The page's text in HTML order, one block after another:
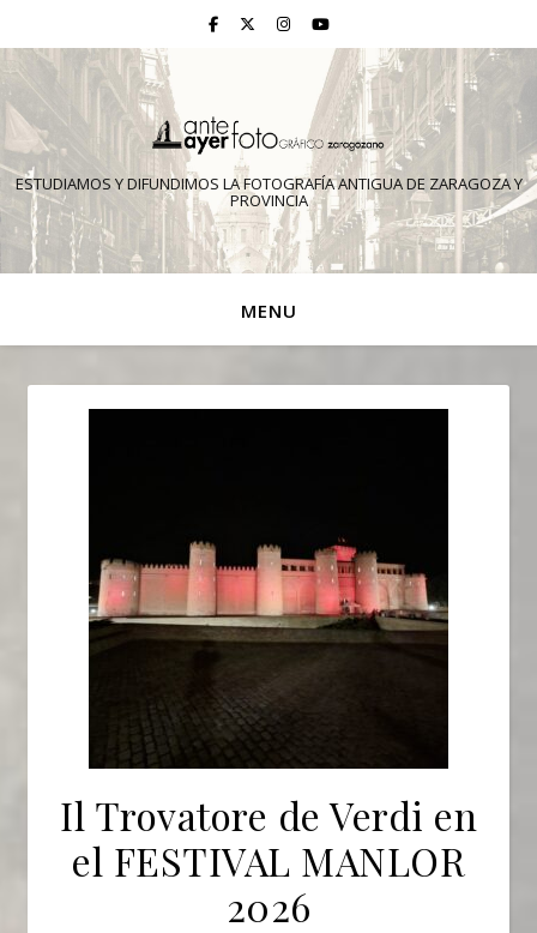
ESTUDIAMOS Y DIFUNDIMOS LA FOTOGRAFÍA ANTIGUA DE ZARAGOZA Y
PROVINCIA
MENU
Il Trovatore de Verdi en
el FESTIVAL MANLOR
2026